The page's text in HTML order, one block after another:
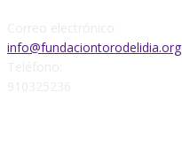
info@fundaciontorodelidia.org